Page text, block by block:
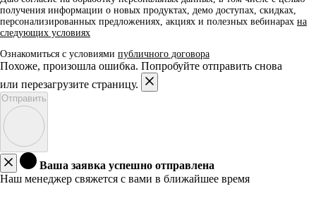
получения информации о новых продуктах, демо доступах, скидках,
персонализированных предложениях, акциях и полезных вебинарах на
следующих условиях
Ознакомиться с условиями публичного договора
Похоже, произошла ошибка. Попробуйте отправить снова
или перезагрузите страницу.
Отправить
Ваша заявка успешно отправлена
Наш менеджер свяжется с вами в ближайшее время